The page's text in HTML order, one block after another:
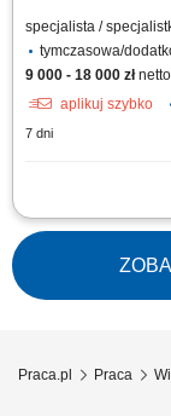
specjalista /
tymczasowa/
9 000 - 18 000 złnetto
aplikuj szybko
7 dni
Opis stanowiska
zainteresowanymi
zakresie ich wyboru.
jakość obsługi.
współpracy z
Praca.pl Praca